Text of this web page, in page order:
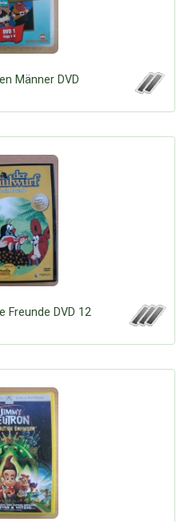
Männer DVD
Freunde DVD 12